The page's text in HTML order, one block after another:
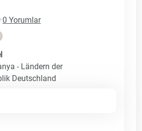
0 Yorumlar
- Ländern der
Deutschland